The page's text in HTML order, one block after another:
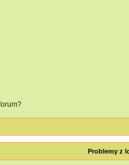
Problemy z